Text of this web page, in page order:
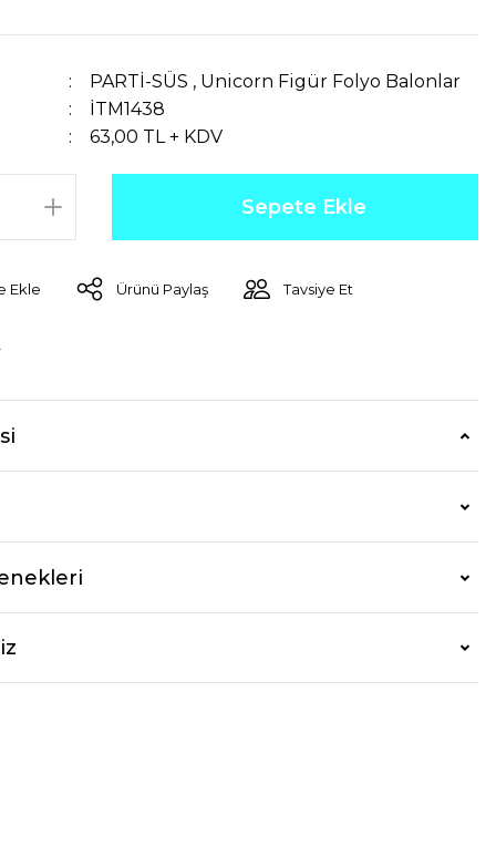
PARTİ-SÜS , Unicorn Figür Folyo Balonlar
İTM1438
63,00 TL + KDV
Sepete Ekle
Ürünü Paylaş Tavsiye Et